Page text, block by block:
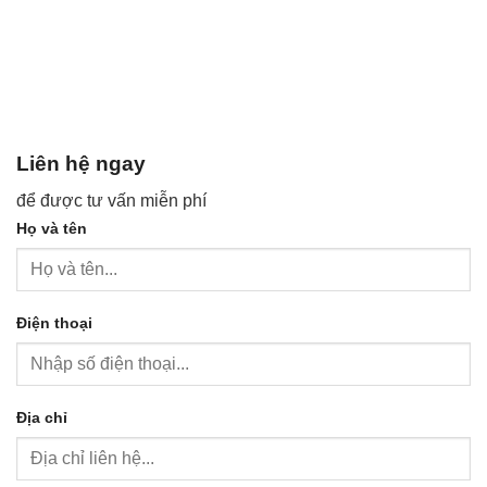
Liên hệ ngay
để được tư vấn miễn phí
Họ và tên
Điện thoại
Địa chỉ